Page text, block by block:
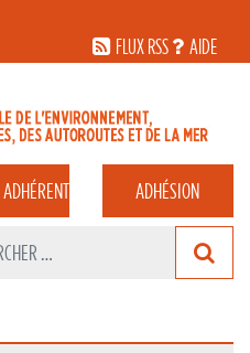
FLUX RSS
AIDE
ADHÉRENT ADHÉSION